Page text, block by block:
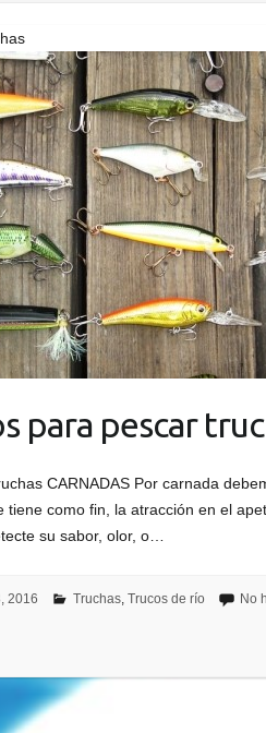
para pescar
CARNADAS Por carnada
tiene como fin, la atracción en el
su sabor, olor, o…
2016 Truchas, Trucos de río No